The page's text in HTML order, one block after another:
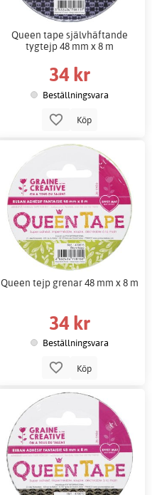
Queen tape självhäftande
tygtejp 48 mm x 8 m
34 kr
Beställningsvara
Köp
Queen tejp grenar 48 mm x 8 m
34 kr
Beställningsvara
Köp